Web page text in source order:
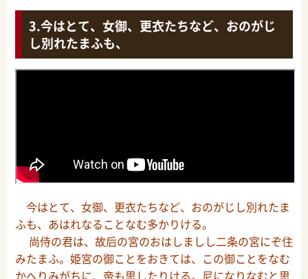
今はとて、女御、更衣たちなど、おのがじ
し別れたまふも、
今はとて、女御、更衣たちなど、おのがじし別れたま
ふも、あはれなることなむ多かりける。
尚侍の君は、故后の宮のおはしましし二条の宮にぞ住
みたまふ。姫宮の御ことをおきては、この御ことをなむ
かへりみがちに、帝も思したりける。尼になりなむと思